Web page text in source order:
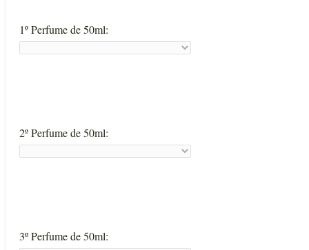
1º Perfume de 50ml:
2º Perfume de 50ml:
3º Perfume de 50ml: